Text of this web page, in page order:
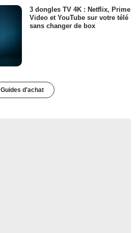
3 dongles TV 4K : Netflix, Prime
Video et YouTube sur votre télé
sans changer de box
Guides d'achat